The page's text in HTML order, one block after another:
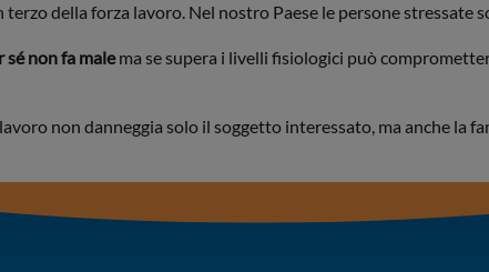
della forza lavoro. Nel nostro Paese le persone stressate
sé non fa malema se supera i livelli fisiologici può
non danneggia solo il soggetto interessato, ma anche la